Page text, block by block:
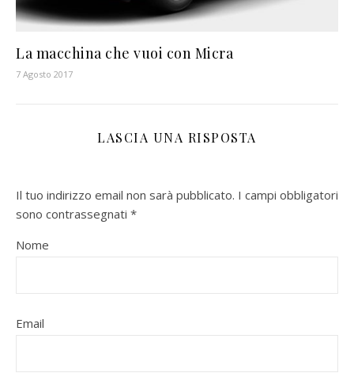
La macchina che vuoi con Micra
7 Agosto 2017
LASCIA UNA RISPOSTA
Il tuo indirizzo email non sarà pubblicato. I campi obbligatori
sono contrassegnati *
Nome
Email